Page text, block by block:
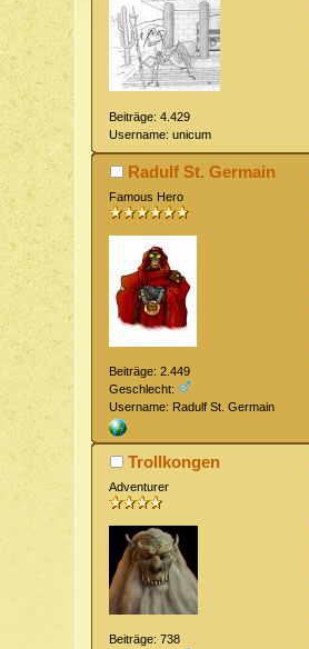
Beiträge: 4.429
Username: unicum
Radulf St. Germain
Famous Hero
Beiträge: 2.449
Geschlecht:
Username: Radulf St. Germain
Trollkongen
Adventurer
Beiträge: 738